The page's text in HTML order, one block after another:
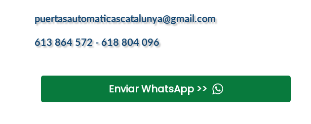
puertasautomaticascatalunya@gmail.com
613 864 572 - 618 804 096
Enviar WhatsApp >>